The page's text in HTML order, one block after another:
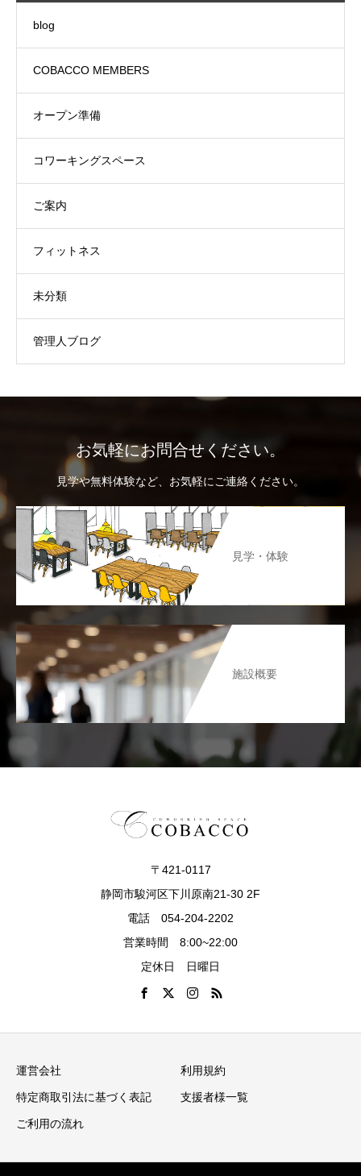
blog
COBACCO MEMBERS
オープン準備
コワーキングスペース
ご案内
フィットネス
未分類
管理人ブログ
お気軽にお問合せください。
見学や無料体験など、お気軽にご連絡ください。
見学・体験
施設概要
〒421-0117
静岡市駿河区下川原南21-30 2F
電話 054-204-2202
営業時間 8:00~22:00
定休日 日曜日
運営会社 利用規約
特定商取引法に基づく表記 支援者様一覧
ご利用の流れ